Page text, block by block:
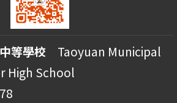
等學校 Taoyuan Municipal
High School